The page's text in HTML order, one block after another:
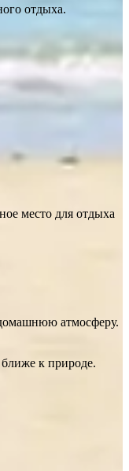
отдыха.
место для отдыха
атмосферу.
к природе.